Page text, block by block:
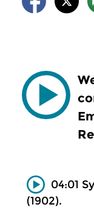
04:01
(1902).